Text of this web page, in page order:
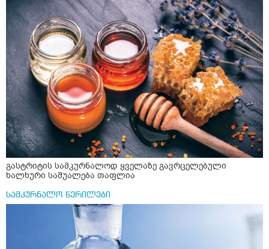
მისგან ეს ტოქსიკური ურთიერთობა დავასრულე ეხლა
ისებ ასე ვარ თავბრუხვევებით და როგორ მოვიქცეე
არვიცი ბოდიში ცოყა არულად მიწერია
გასტრიტის სამკურნალოდ ყველაზე გავრცელებული
ხალხური საშუალება თაფლია
სამკურნალო წერილები